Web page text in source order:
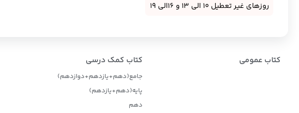
روزهای غیر تعطیل 10 الی 13 و 16الی 19
کتاب عمومی کتاب کمک درسی
جامع(دهم+یازدهم+دوازدهم)
پایه(دهم+یازدهم)
دهم